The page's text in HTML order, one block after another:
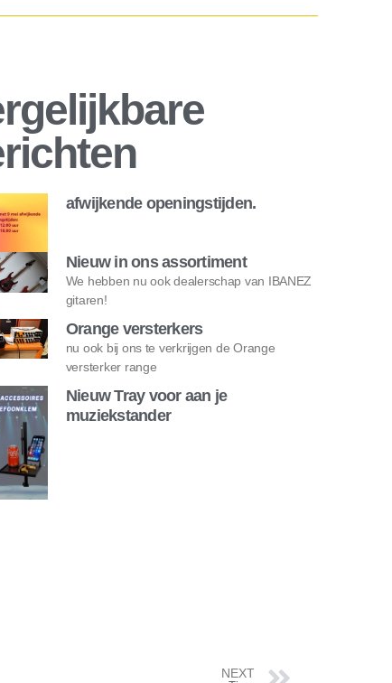
afwijkende openingstijden.
Nieuw in ons assortiment
We hebben nu ook dealerschap van IBANEZ
gitaren!
Orange versterkers
nu ook bij ons te verkrijgen de Orange
versterker range
Nieuw Tray voor aan je
muziekstander
NEXT